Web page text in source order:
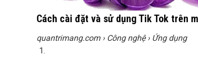
Cách cài đặt và sử dụng Tik Tok trên
quantrimang.com› Công nghệ › Ứng dụng